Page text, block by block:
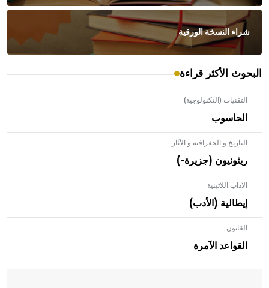
شراء النسخة الورقية
البحوث الأكثر قراءة
التقنيات (التكنولوجية)
الحاسوب
التاريخ و الجغرافية و الآثار
ريئونيون (جزيرة-)
الآداب اللاتينية
إيطالية (الأدب)
القانون
القواعد الآمرة
- هل تعلم أن الأبلق نوع من الفنون الهندسية التي ارتبطت
بالعمارة الإسلامية في بلاد الشام ومصر خاصة، حيث يحرص
المعمار على بناء مداميكه وخاصة في الواجهات